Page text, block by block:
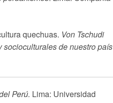
quechuas. Von Tschudi
socioculturales de nuestro país
Perú. Lima: Universidad